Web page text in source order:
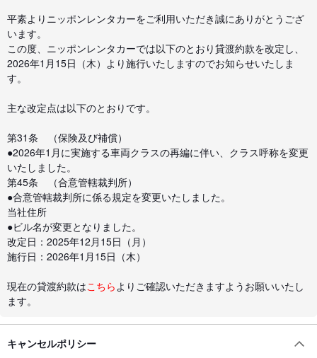
平素よりニッポンレンタカーをご利用いただき誠にありがとうござ
います。
この度、ニッポンレンタカーでは以下のとおり貸渡約款を改定し、
2026年1月15日（木）より施行いたしますのでお知らせいたしま
す。
主な改定点は以下のとおりです。
第31条 （保険及び補償）
●2026年1月に実施する車両クラスの再編に伴い、クラス呼称を変更
いたしました。
第45条 （合意管轄裁判所）
●合意管轄裁判所に係る規定を変更いたしました。
当社住所
●ビル名が変更となりました。
改定日：2025年12月15日（月）
施行日：2026年1月15日（木）
現在の貸渡約款はこちら よりご確認いただきますようお願いいたし
ます。
キャンセルポリシー